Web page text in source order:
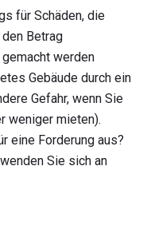
für Schäden, die
Betrag
werden
Gebäude durch ein
Gefahr, wenn Sie
weniger mieten).
eine Forderung aus?
Sie sich an